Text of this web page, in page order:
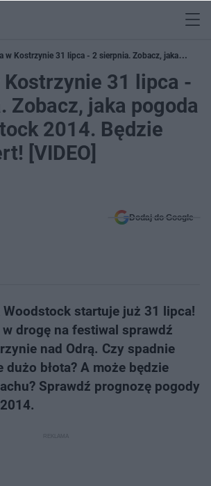
w Kostrzynie 31 lipca - 2 sierpnia. Zobacz, jaka
Będzie Cold Desert! [VIDEO]
Kostrzynie 31 lipca -
Zobacz, jaka pogoda
2014. Będzie
[VIDEO]
Dodaj do Google
startuje już 31 lipca!
drogę na festiwal sprawdź
nad Odrą. Czy spadnie
dużo błota? A może będzie
Sprawdź prognozę pogody